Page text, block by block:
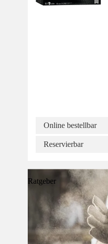
Online bestellbar
Reservierbar
Ratgeber